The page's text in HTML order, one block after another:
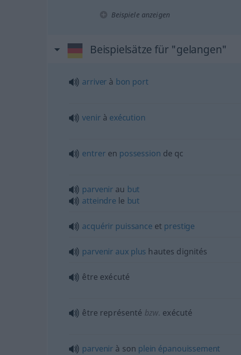
Beispiele anzeigen
Beispielsätze für "gelangen"
arriver à bon port
venir à exécution
entrer en possession de qc
parvenir au but
atteindre le but
acquérir puissance et prestige
parvenir aux plus hautes dignités
être exécuté
être représenté bzw. exécuté
parvenir à son plein épanouissement